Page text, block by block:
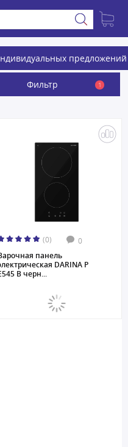
предложений
панели
Фильтр 1
(0) 0
панель
DARINA P
B черн...